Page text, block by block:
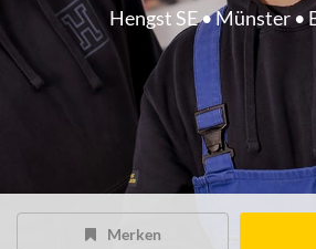
Hengst SE • Münster •
Merken